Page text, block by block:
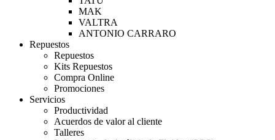
MAK
VALTRA
ANTONIO CARRARO
Repuestos
Repuestos
Kits Repuestos
Compra Online
Promociones
Servicios
Productividad
Acuerdos de valor al cliente
Talleres